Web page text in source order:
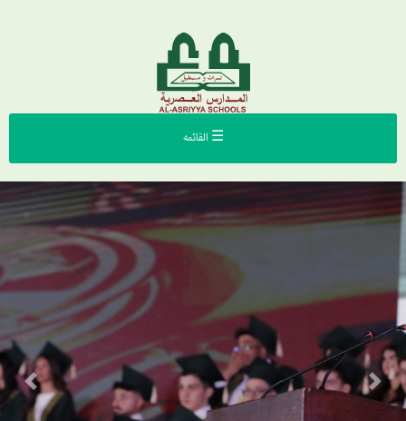
☰ القائمه
Previous Next